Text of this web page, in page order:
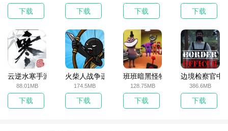
下载 下载 下载 下载
云逆水寒手游
88.01MB
下载
火柴人战争遗产无敌版
174.5MB
下载
班班暗黑怪物生存挑战5
128.75MB
下载
边境检察官中
386.6MB
下载